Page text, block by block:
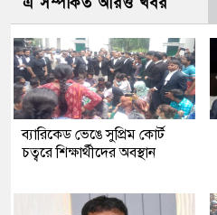
ব্যারিকেড ভেঙে সুপ্রিম কোর্ট
চত্বরে শিক্ষার্থীদের অবস্থান